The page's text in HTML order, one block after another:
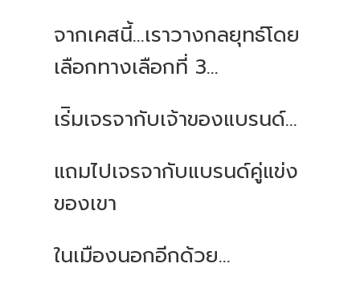
จากเคสนี้...เราวางกลยุทธ์โดย
เลือกทางเลือกที่ 3...
เร่ิมเจรจากับเจ้าของแบรนด์...
แถมไปเจรจากับแบรนด์คู่แข่ง
ของเขา
ในเมืองนอกอีกด้วย...